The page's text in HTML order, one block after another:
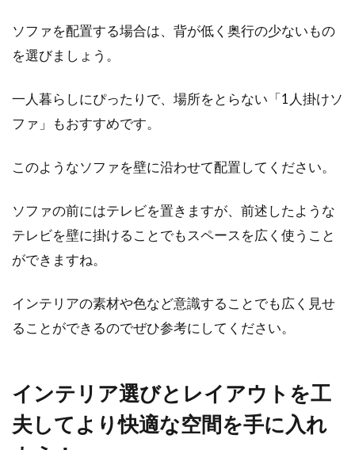
ソファを配置する場合は、背が低く奥行の少ないもの
を選びましょう。
一人暮らしにぴったりで、場所をとらない「1人掛けソ
ファ」もおすすめです。
このようなソファを壁に沿わせて配置してください。
ソファの前にはテレビを置きますが、前述したような
テレビを壁に掛けることでもスペースを広く使うこと
ができますね。
インテリアの素材や色など意識することでも広く見せ
ることができるのでぜひ参考にしてください。
インテリア選びとレイアウトを工
夫してより快適な空間を手に入れ